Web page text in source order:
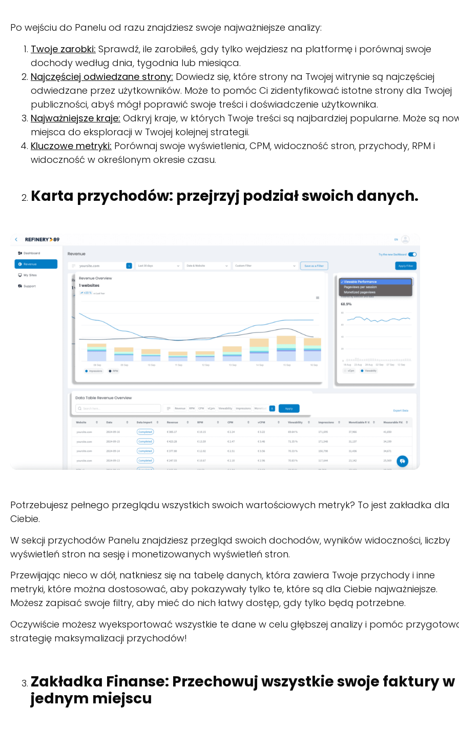
Po wejściu do Panelu od razu znajdziesz swoje najważniejsze analizy:
Twoje zarobki: Sprawdź, ile zarobiłeś, gdy tylko wejdziesz na platformę i porównaj swoje
dochody według dnia, tygodnia lub miesiąca.
Najczęściej odwiedzane strony: Dowiedz się, które strony na Twojej witrynie są najczęściej
odwiedzane przez użytkowników. Może to pomóc Ci zidentyfikować istotne strony dla Twojej
publiczności, abyś mógł poprawić swoje treści i doświadczenie użytkownika.
Najważniejsze kraje: Odkryj kraje, w których Twoje treści są najbardziej popularne. Może są
miejsca do eksploracji w Twojej kolejnej strategii.
Kluczowe metryki: Porównaj swoje wyświetlenia, CPM, widoczność stron, przychody, RPM i
widoczność w określonym okresie czasu.
Karta przychodów: przejrzyj podział swoich danych.
Potrzebujesz pełnego przeglądu wszystkich swoich wartościowych metryk? To jest zakładka dla
Ciebie.
W sekcji przychodów Panelu znajdziesz przegląd swoich dochodów, wyników widoczności, liczby
wyświetleń stron na sesję i monetizowanych wyświetleń stron.
Przewijając nieco w dół, natkniesz się na tabelę danych, która zawiera Twoje przychody i inne
metryki, które można dostosować, aby pokazywały tylko te, które są dla Ciebie najważniejsze.
Możesz zapisać swoje filtry, aby mieć do nich łatwy dostęp, gdy tylko będą potrzebne.
Oczywiście możesz wyeksportować wszystkie te dane w celu głębszej analizy i pomóc
strategię maksymalizacji przychodów!
Zakładka Finanse: Przechowuj wszystkie swoje faktury w
jednym miejscu